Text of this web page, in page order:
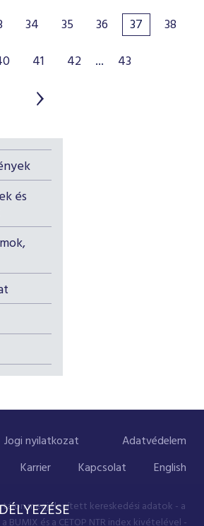
és
34 35 36 37
38
41 42 ... 43
Jogi nyilatkozat
Adatvédelem
Karrier Kapcsolat English
megjelenített kereskedési adatok - a